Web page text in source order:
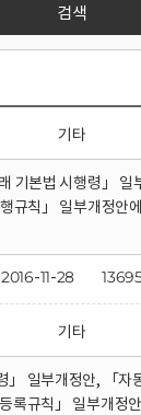
검색
기타
기본법 시행령」
규칙」 일부개정안
2016-11-28
기타
」 일부개정안, 「자
록규칙」 일부개정